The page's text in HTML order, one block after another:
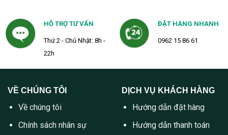
HỖ TRỢ TƯ VẤN
Thứ 2 - Chủ Nhật: 8h -
22h
ĐẶT HÀNG NHANH
0962 15 86 61
VỀ CHÚNG TÔI
Về chúng tôi
Chính sách nhân sự
DỊCH VỤ KHÁCH HÀNG
Hướng dẫn đặt hàng
Hướng dẫn thanh toán